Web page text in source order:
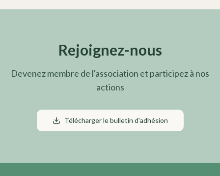
Rejoignez-nous
Devenez membre de l'association et participez à nos
actions
Télécharger le bulletin d'adhésion